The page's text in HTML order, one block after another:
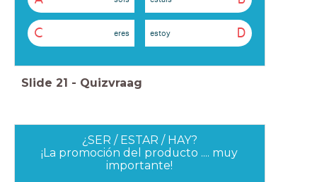
C eres D
estoy
Slide 21 - Quizvraag
¿SER / ESTAR / HAY?
¡La promoción del producto .... muy
importante!